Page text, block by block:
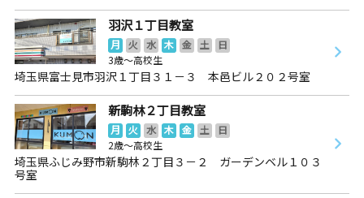
羽沢１丁目教室
月 火 水 木 金 土
日
3歳～高校生
埼玉県富士見市羽沢１丁目３１－３ 本邑ビル２０２号室
新駒林２丁目教室
月 火 水 木 金 土
日
2歳～高校生
埼玉県ふじみ野市新駒林２丁目３－２ ガーデンベル１０３
号室